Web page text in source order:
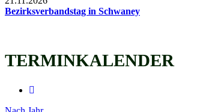
Bezirksverbandstag in Schwaney
TERMINKALENDER